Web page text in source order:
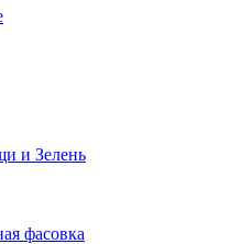
и Зелень
фасовка